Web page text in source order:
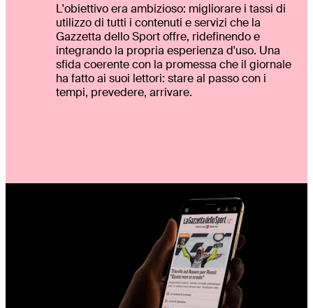
L'obiettivo era ambizioso: migliorare i tassi di
utilizzo di tutti i contenuti e servizi che la
Gazzetta dello Sport offre, ridefinendo e
integrando la propria esperienza d'uso. Una
sfida coerente con la promessa che il giornale
ha fatto ai suoi lettori: stare al passo con i
tempi, prevedere, arrivare.